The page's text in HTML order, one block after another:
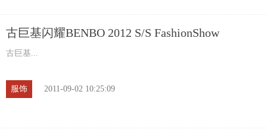
古巨基闪耀BENBO 2012 S/S FashionShow
古巨基...
服饰 2011-09-02 10:25:09